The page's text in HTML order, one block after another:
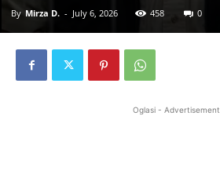
By Mirza D. - July 6, 2026 458 0
Oglasi - Advertisement